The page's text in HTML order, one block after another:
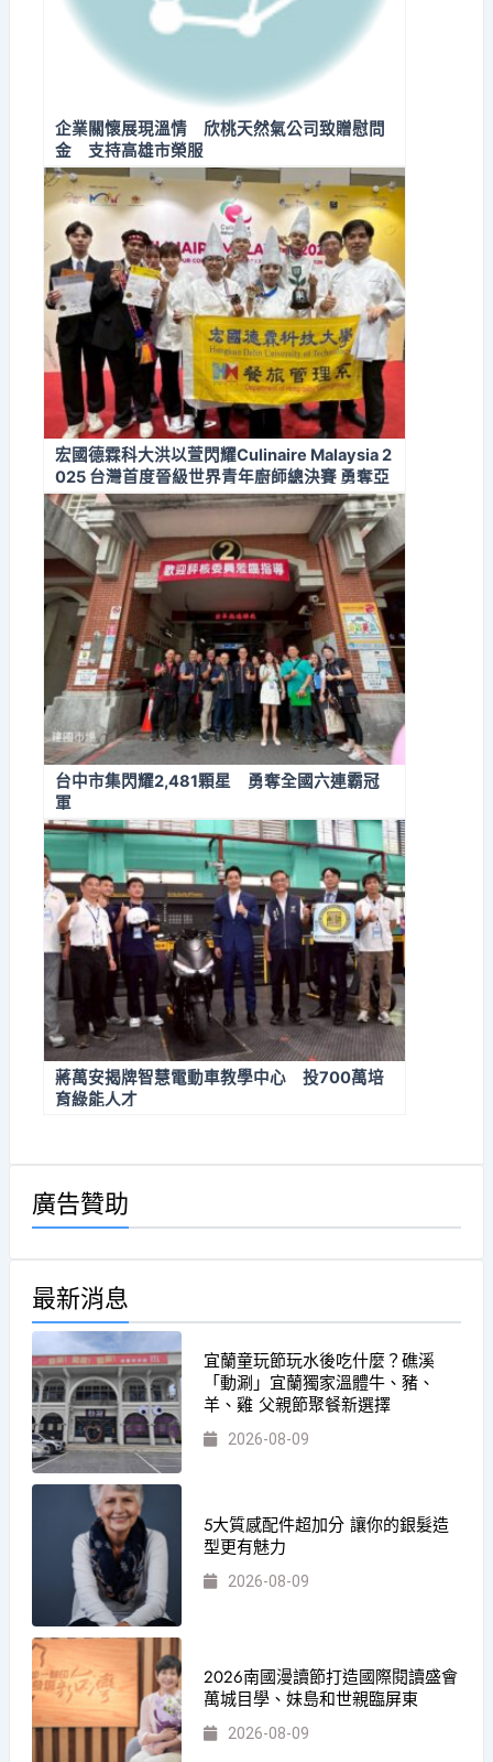
企業關懷展現溫情 欣桃天然氣公司致贈慰問
金 支持高雄市榮服
宏國德霖科大洪以萱閃耀Culinaire Malaysia 2
025 台灣首度晉級世界青年廚師總決賽 勇奪亞
洲冠軍加綠色鍋鏟大獎
台中市集閃耀2,481顆星 勇奪全國六連霸冠
軍
蔣萬安揭牌智慧電動車教學中心 投700萬培
育綠能人才
廣告贊助
最新消息
宜蘭童玩節玩水後吃什麼？礁溪
「動涮」宜蘭獨家溫體牛、豬、
羊、雞 父親節聚餐新選擇
2026-08-09
5大質感配件超加分 讓你的銀髮造
型更有魅力
2026-08-09
2026南國漫讀節打造國際閱讀盛會
萬城目學、妹島和世親臨屏東
2026-08-09